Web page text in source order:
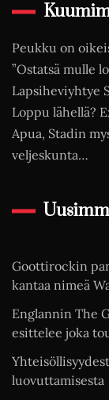
Peukku on
”Ostatsä mulle
Lapsiheviyhtye
Loppu lähellä?
Apua, Stadin
veljeskunta…
Goottirockin
kantaa nimeä
Englannin The
esittelee joka
luovuttamisesta